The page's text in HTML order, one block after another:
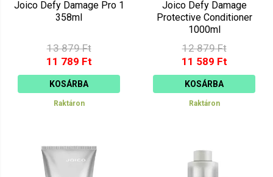
Joico Defy Damage Pro 1
358ml
13 879 Ft
11 789 Ft
KOSÁRBA
Raktáron
Joico Defy Damage
Protective Conditioner
1000ml
12 879 Ft
11 589 Ft
KOSÁRBA
Raktáron